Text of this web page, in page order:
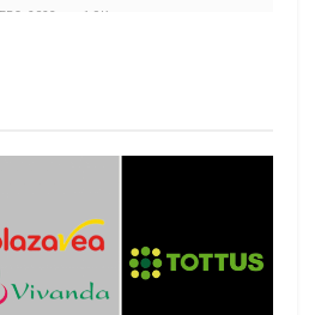
2023 1.9K
millennials opt for
cocktails and
volume of wine consumed in